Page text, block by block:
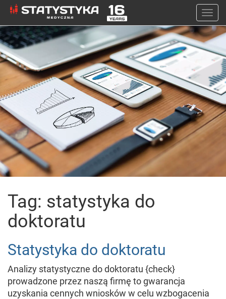
Tag: statystyka do
doktoratu
Statystyka do doktoratu
Analizy statystyczne do doktoratu {check}
prowadzone przez naszą firmę to gwarancja
uzyskania cennych wniosków w celu wzbogacenia